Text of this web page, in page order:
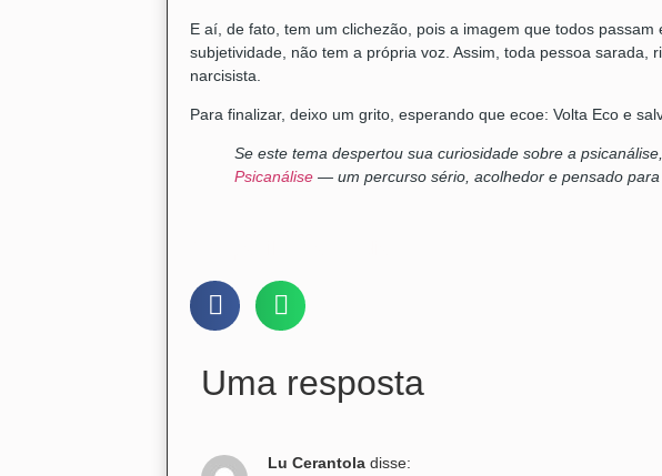
E aí, de fato, tem um clichezão, pois a imagem que todos passam
subjetividade, não tem a própria voz. Assim, toda pessoa sarada,
narcisista.
Para finalizar, deixo um grito, esperando que ecoe: Volta Eco e
Se este tema despertou sua curiosidade sobre a
Psicanálise — um percurso sério, acolhedor e pensado
Uma resposta
Lu Cerantola disse: